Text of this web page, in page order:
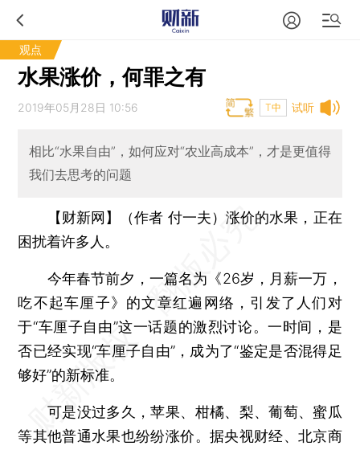
观点
水果涨价，何罪之有
试听
2019年05月28日 10:56 T中
相比“水果自由”，如何应对“农业高成本”，才是更值得
我们去思考的问题
【财新网】（作者 付一夫） 涨价的水果，正在
困扰着许多人。
今年春节前夕，一篇名为《26岁，月薪一万，
吃不起车厘子》的文章红遍网络，引发了人们对
于“车厘子自由”这一话题的激烈讨论。一时间，是
否已经实现“车厘子自由”，成为了“鉴定是否混得足
够好”的新标准。
可是没过多久，苹果、柑橘、梨、葡萄、蜜瓜
等其他普通水果也纷纷涨价。据央视财经、北京商